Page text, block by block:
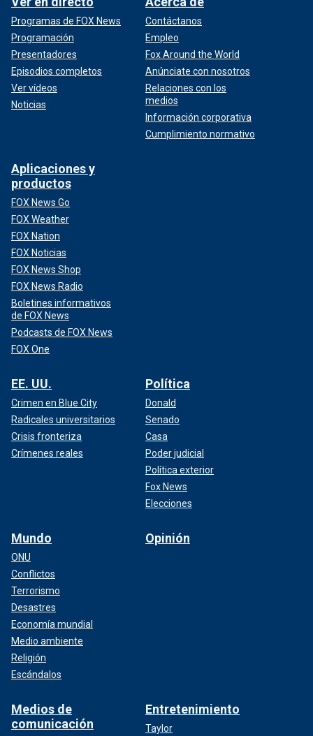
Programas de FOX News
Programación
Presentadores
Episodios completos
Ver vídeos
Noticias
Contáctanos
Empleo
Fox Around the World
Anúnciate con nosotros
Relaciones con los
medios
Información corporativa
Cumplimiento normativo
Aplicaciones y
productos
FOX News Go
FOX Weather
FOX Nation
FOX Noticias
FOX News Shop
FOX News Radio
Boletines informativos
de FOX News
Podcasts de FOX News
FOX One
EE. UU.
Crimen en Blue City
Radicales universitarios
Crisis fronteriza
Crímenes reales
Política
Donald
Senado
Casa
Poder judicial
Política exterior
Fox News
Elecciones
Mundo
ONU
Conflictos
Terrorismo
Desastres
Economía mundial
Medio ambiente
Religión
Escándalos
Opinión
Medios de
comunicación
Entretenimiento
Taylor